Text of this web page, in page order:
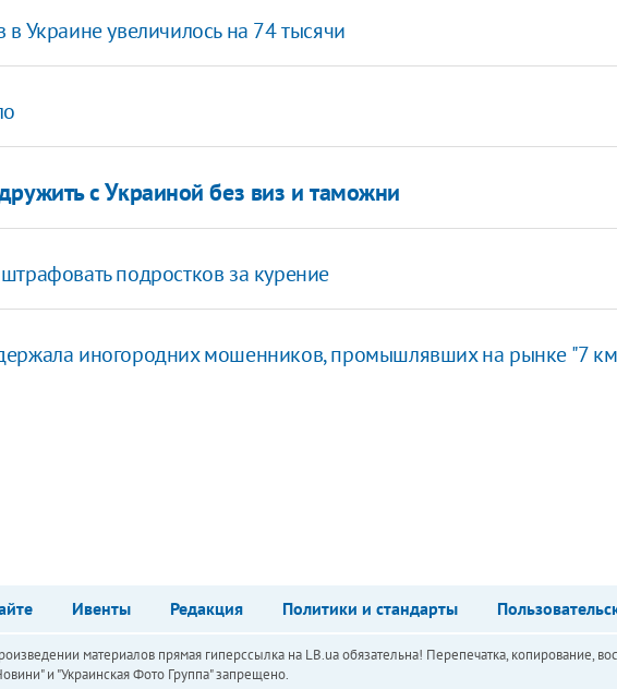
в Украине увеличилось на 74 тысячи
с Украиной без виз и таможни
подростков за курение
иногородних мошенников, промышлявших на рынке "7
Ивенты Редакция Политики и стандарты
материалов прямая гиперссылка на LB.ua обязательна! Перепечатка, копирование,
и "Украинская Фото Группа" запрещено.